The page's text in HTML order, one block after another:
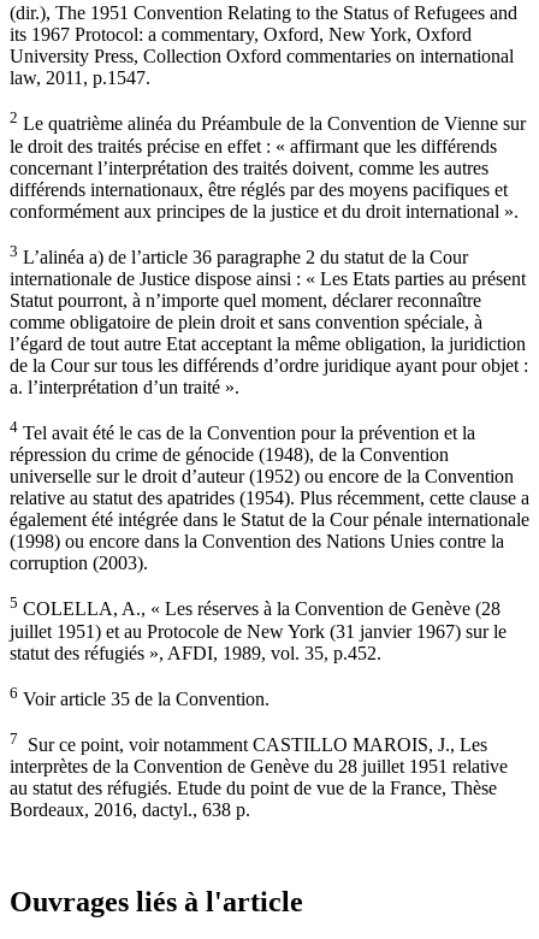
(dir.), The 1951 Convention Relating to the Status of Refugees and
its 1967 Protocol: a commentary, Oxford, New York, Oxford
University Press, Collection Oxford commentaries on international
law, 2011, p.1547.
2 Le quatrième alinéa du Préambule de la Convention de Vienne sur
le droit des traités précise en effet : « affirmant que les différends
concernant l’interprétation des traités doivent, comme les autres
différends internationaux, être réglés par des moyens pacifiques et
conformément aux principes de la justice et du droit international ».
3 L’alinéa a) de l’article 36 paragraphe 2 du statut de la Cour
internationale de Justice dispose ainsi : « Les Etats parties au présent
Statut pourront, à n’importe quel moment, déclarer reconnaître
comme obligatoire de plein droit et sans convention spéciale, à
l’égard de tout autre Etat acceptant la même obligation, la juridiction
de la Cour sur tous les différends d’ordre juridique ayant pour objet :
a. l’interprétation d’un traité ».
4 Tel avait été le cas de la Convention pour la prévention et la
répression du crime de génocide (1948), de la Convention
universelle sur le droit d’auteur (1952) ou encore de la Convention
relative au statut des apatrides (1954). Plus récemment, cette clause a
également été intégrée dans le Statut de la Cour pénale internationale
(1998) ou encore dans la Convention des Nations Unies contre la
corruption (2003).
5 COLELLA, A., « Les réserves à la Convention de Genève (28
juillet 1951) et au Protocole de New York (31 janvier 1967) sur le
statut des réfugiés », AFDI, 1989, vol. 35, p.452.
6 Voir article 35 de la Convention.
7
Sur ce point, voir notamment CASTILLO MAROIS, J., Les
interprètes de la Convention de Genève du 28 juillet 1951 relative
au statut des réfugiés. Etude du point de vue de la France, Thèse
Bordeaux, 2016, dactyl., 638 p.
Ouvrages liés à l'article